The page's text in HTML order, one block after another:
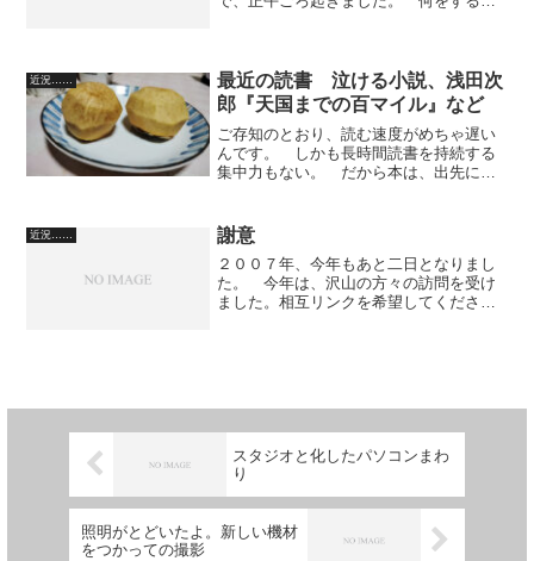
んですが、基本的に、悩んで...
近況……
最近の読書 泣ける小説、浅田次
郎『天国までの百マイル』など
ご存知のとおり、読む速度がめちゃ遅い
んです。 しかも長時間読書を持続する
集中力もない。 だから本は、出先に持
などをみていて、泣ける本ということで
推されていたのが、...
近況…… 謝意
２００７年、今年もあと二日となりまし
た。 今年は、沢山の方々の訪問を受け
ました。相互リンクを希望してくださっ
スタジオと化したパソコンまわ
り
照明がとどいたよ。新しい機材
をつかっての撮影